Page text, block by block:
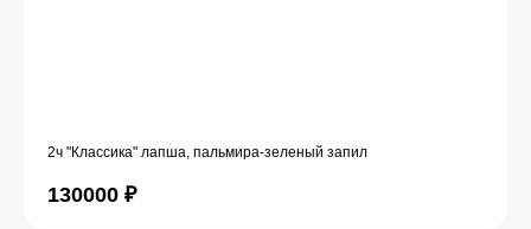
2ч "Классика" лапша, пальмира-зеленый запил
130000 ₽